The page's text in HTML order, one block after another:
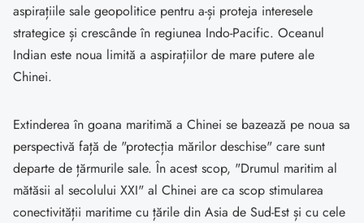
aspirațiile sale geopolitice pentru a-și proteja interesele
strategice și crescânde în regiunea Indo-Pacific. Oceanul
Indian este noua limită a aspirațiilor de mare putere ale
Chinei.
Extinderea în goana maritimă a Chinei se bazează pe noua sa
perspectivă față de "protecția mărilor deschise" care sunt
departe de țărmurile sale. În acest scop, "Drumul maritim al
mătăsii al secolului XXI" al Chinei are ca scop stimularea
conectivității maritime cu țările din Asia de Sud-Est și cu cele